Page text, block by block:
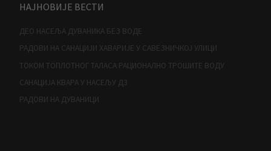
НАЈНОВИЈЕ ВЕСТИ
ДЕО НАСЕЉА ДУВАНИКА БЕЗ ВОДЕ
РАДОВИ НА САНАЦИЈИ ХАВАРИЈЕ У САВЕЗНИЧКОЈ УЛИЦИ
ТОКОМ ТОПЛОТНОГ ТАЛАСА РАЦИОНАЛНО ТРОШИТЕ ВОДУ
САНАЦИЈА КВАРА У НАСЕЉУ Д3
РАДОВИ НА ДУВАНИЦИ